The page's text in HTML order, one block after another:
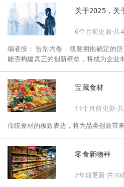
关于2025，关
6个月前更新·共
编者按： 告别内卷，就要拥抱确定的历史性机遇：未来食品健康化。而
能否构建真正的创新壁垒，将成为企业未来
将以“创新产品”透视“未来机会”，以全
拆解年度标杆的增长逻辑与谋篇布局
养”“清洁标签”等热门赛道的爆品基因，
机会、企业战略布局以及渠道变革等，
宝藏食材
11个月前更新·
传统食材的极致表达，将为品类创新带来
零食新物种
2年前更新·共30